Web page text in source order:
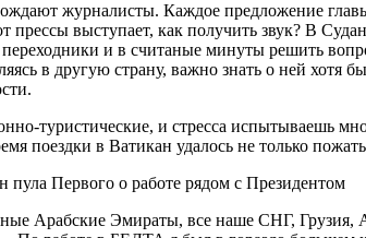
журналисты. Каждое предложение
прессы выступает, как получить звук? В
и в считаные минуты решить
в другую страну, важно знать о ней
туристические, и стресса испытываешь
поездки в Ватикан удалось не только
Арабские Эмираты, все наше СНГ, Грузия,